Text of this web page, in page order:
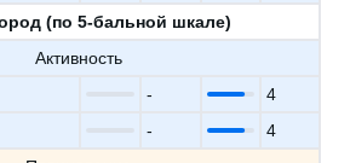
(по 5-бальной шкале)
Активность
-
4
-
4